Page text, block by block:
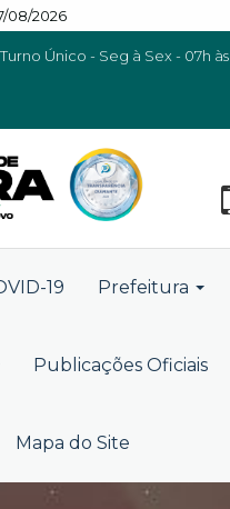
08/2026
Único - Seg à Sex - 07h às
19 Prefeitura
Publicações Oficiais
Mapa do Site